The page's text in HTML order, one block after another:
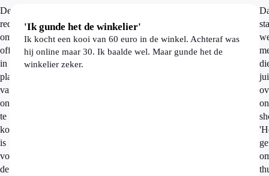
De
reden
om
offline
in
plaats
van
online
te
kopen
is
voor
de
'Ik gunde het de winkelier'
Ik kocht een kooi van 60 euro in de winkel. Achteraf was
hij online maar 30. Ik baalde wel. Maar gunde het de
winkelier zeker.